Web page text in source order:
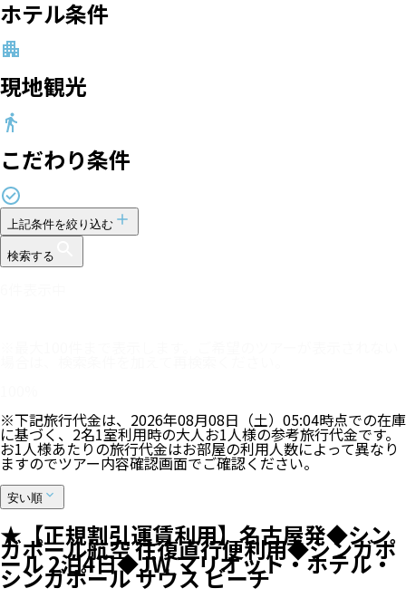
ホテル条件
現地観光
こだわり条件
上記条件を絞り込む
検索する
※下記旅行代金は、 2026年08月08日（土）05:04時点での在庫
に基づく、2名1室利用時の大人お1人様の参考旅行代金です。
お1人様あたりの旅行代金はお部屋の利用人数によって異なり
ますのでツアー内容確認画面でご確認ください。
安い順
★【正規割引運賃利用】名古屋発◆シン
ガポール航空 往復直行便利用◆シンガポ
ール 2泊4日◆JW マリオット・ホテル・
シンガポール サウス ビーチ